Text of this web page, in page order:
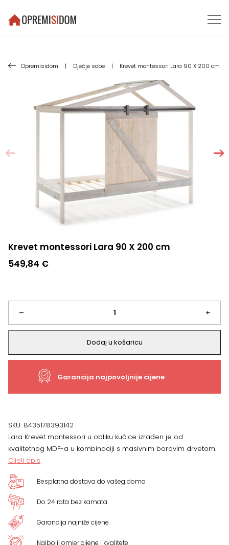
Opremisidom | Dječje sobe | Krevet montessori Lara 90 X 200 cm
Krevet montessori Lara 90 X 200 cm
549,84 €
–
Krevet
montessori
Lara
200
količina
+
Dodaj u košaricu
Garancija najpovoljnije cijene
SKU: 8435178393142
Lara Krevet montessori u obliku kućice izrađen je od
kvalitetnog MDF-a u kombinaciji s masivnim borovim drvetom.
Cijeli opis
Besplatna dostava do vašeg doma
Do 24 rata bez kamata
Garancija najniže cijene
Najbolji omjer cijene i kvalitete